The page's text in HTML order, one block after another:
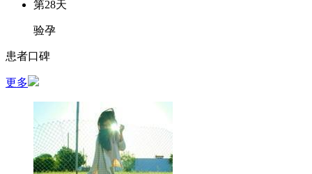
第28天
验孕
患者口碑
更多